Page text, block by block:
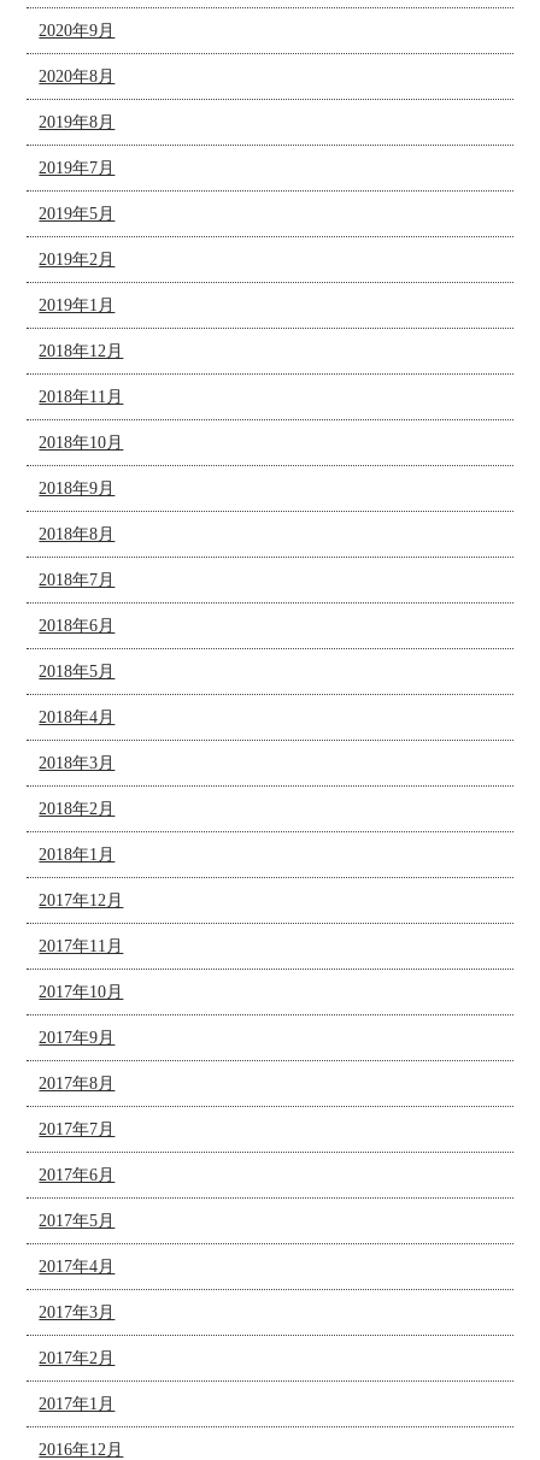
2020年9月
2020年8月
2019年8月
2019年7月
2019年5月
2019年2月
2019年1月
2018年12月
2018年11月
2018年10月
2018年9月
2018年8月
2018年7月
2018年6月
2018年5月
2018年4月
2018年3月
2018年2月
2018年1月
2017年12月
2017年11月
2017年10月
2017年9月
2017年8月
2017年7月
2017年6月
2017年5月
2017年4月
2017年3月
2017年2月
2017年1月
2016年12月